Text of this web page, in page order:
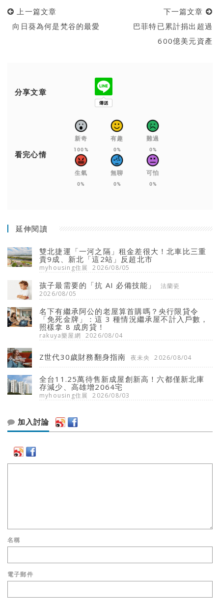
上一篇文章
向日葵為何是梵谷的最愛
下一篇文章
巴菲特已累計捐出超過
600億美元資產
分享文章
看完心情
新奇
100%
有趣
0%
難過
0%
生氣
0%
無聊
0%
可怕
0%
延伸閱讀
雙北捷運「一河之隔」租金差很大！北車比三重
貴9成、新北「這2站」反超北市
myhousing住展 2026/08/05
孩子最需要的「抗 AI 必備技能」
法蘭瓷
2026/08/05
名下有繼承阿公的老屋算首購嗎？央行限貸令
「免死金牌」：這 3 種情況繼承屋不計入戶數，
照樣拿 8 成房貸！
rakuya樂屋網 2026/08/04
Z世代30歲財務翻身指南 夜未央 2026/08/04
全台11.25萬待售新成屋創新高！六都僅新北庫
存減少、高雄增2064宅
myhousing住展 2026/08/03
加入討論
名稱
電子郵件